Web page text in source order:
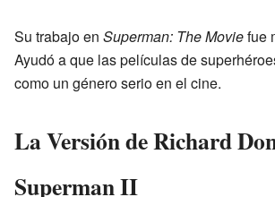
Su trabajo en Superman: The Moviefue
Ayudó a que las películas de
como un género serio en el cine.
La Versión de Richard
Superman II